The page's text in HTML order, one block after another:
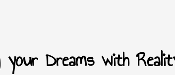
your Dreams with